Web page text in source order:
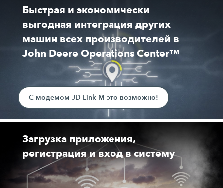
Быстрая и экономически
выгодная интеграция других
машин всех производителей в
John Deere Operations Center™
С модемом JD Link M это возможно!
Загрузка приложения,
регистрация и вход в систему